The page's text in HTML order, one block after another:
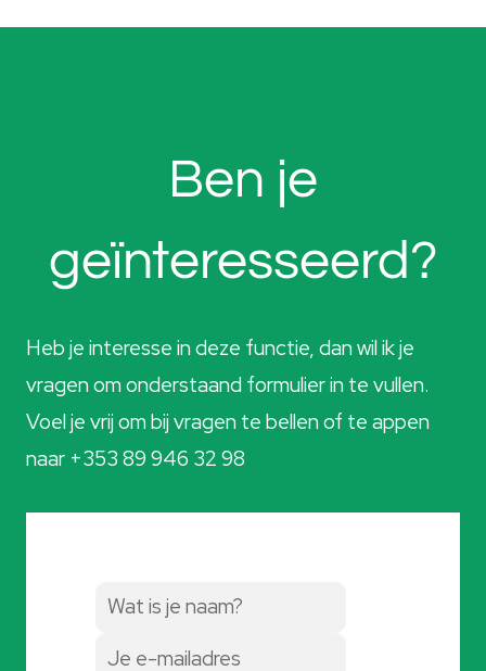
Ben je
geïnteresseerd?
Heb je interesse in deze functie, dan wil ik je
vragen om onderstaand formulier in te vullen.
Voel je vrij om bij vragen te bellen of te appen
naar +353 89 946 32 98